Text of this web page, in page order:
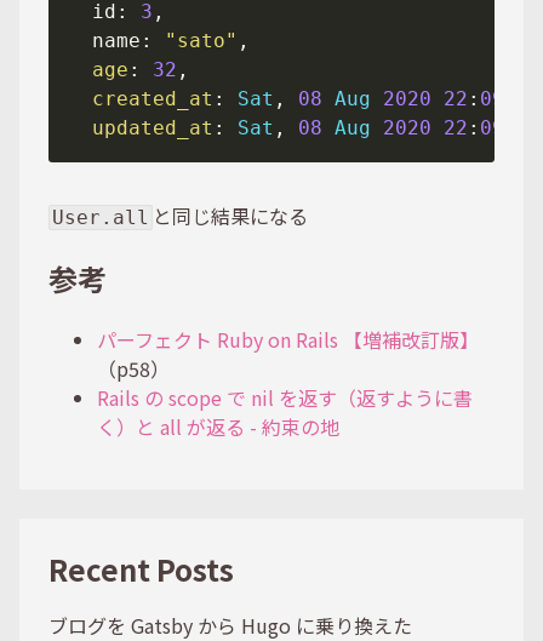
  id:
3
  name:
"sato"
age : 32
created_at : Sat , 08 Aug 2020 22 : 09
updated_at : Sat , 08 Aug 2020 22 : 09
User.all と同じ結果になる
参考
パーフェクト Ruby on Rails 【増補改訂版】
（p58）
Rails の scope で nil を返す（返すように書
く）と all が返る - 約束の地
Recent Posts
ブログを Gatsby から Hugo に乗り換えた